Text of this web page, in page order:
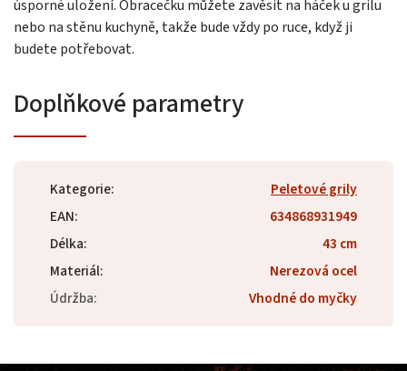
úsporné uložení. Obracečku můžete zavěsit na háček u grilu
nebo na stěnu kuchyně, takže bude vždy po ruce, když ji
budete potřebovat.
Doplňkové parametry
Kategorie:
Peletové grily
EAN:
634868931949
Délka:
43 cm
Materiál:
Nerezová ocel
Údržba: Vhodné do myčky